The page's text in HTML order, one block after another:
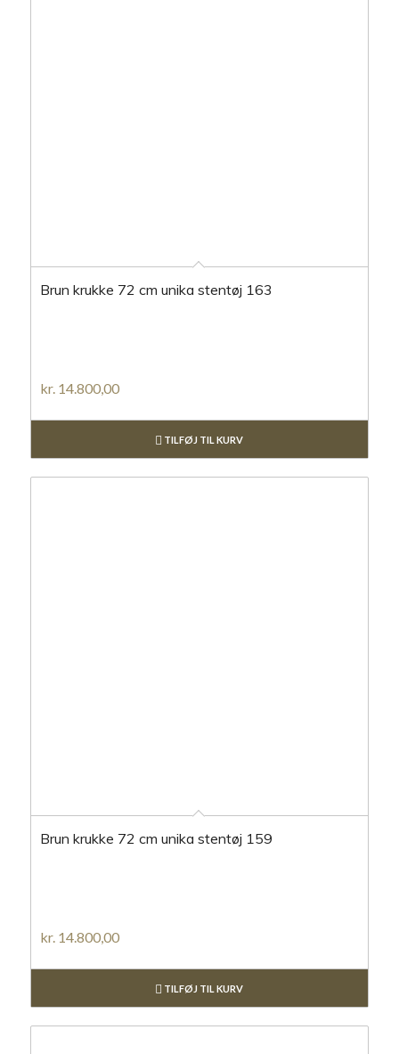
Brun krukke 72 cm unika stentøj 163
kr.14.800,00
TILFØJ TIL KURV
Brun krukke 72 cm unika stentøj 159
kr.14.800,00
TILFØJ TIL KURV